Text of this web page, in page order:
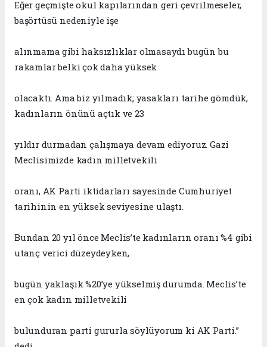
Eğer geçmişte okul kapılarından geri çevrilmeseler,
başörtüsü nedeniyle işe
alınmama gibi haksızlıklar olmasaydı bugün bu
rakamlar belki çok daha yüksek
olacaktı. Ama biz yılmadık; yasakları tarihe gömdük,
kadınların önünü açtık ve 23
yıldır durmadan çalışmaya devam ediyoruz. Gazi
Meclisimizde kadın milletvekili
oranı, AK Parti iktidarları sayesinde Cumhuriyet
tarihinin en yüksek seviyesine ulaştı.
Bundan 20 yıl önce Meclis’te kadınların oranı %4 gibi
utanç verici düzeydeyken,
bugün yaklaşık %20’ye yükselmiş durumda. Meclis’te
en çok kadın milletvekili
bulunduran parti gururla söylüyorum ki AK Parti.”